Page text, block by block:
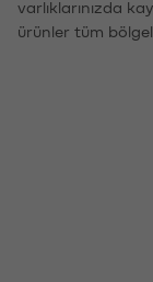
varlıklarınızda
ürünler tüm